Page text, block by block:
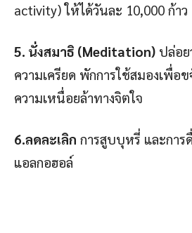
activity) ให้ได้วันละ 10,000 ก้าว
5. นั่งสมาธิ (Meditation) ปล่อย
ความเครียด พักการใช้สมองเพื่อ
ความเหนื่อยล้าทางจิตใจ
6.ลดละเลิก การสูบบุหรี่ และการ
แอลกอฮอล์